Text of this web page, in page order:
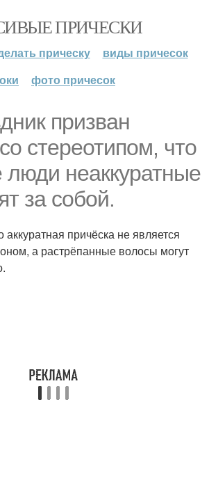
ПРИЧЕСКИ
прическу
виды причесок
фото причесок
призван
стереотипом, что
неаккуратные
за собой.
аккуратная причёска не является
а растрёпанные волосы могут